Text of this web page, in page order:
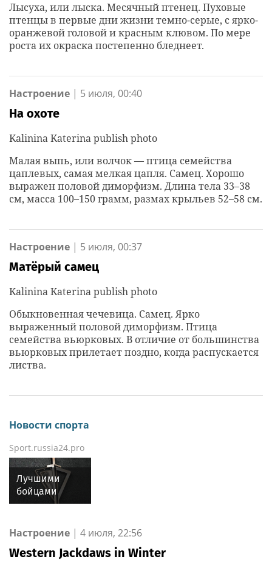
Лысуха, или лыска. Месячный птенец. Пуховые
птенцы в первые дни жизни темно-серые, с ярко-
оранжевой головой и красным клювом. По мере
роста их окраска постепенно бледнеет.
Настроение | 5 июля, 00:40
На охоте
Kalinina Katerina publish photo
Малая выпь, или волчок — птица семейства
цаплевых, самая мелкая цапля. Самец. Хорошо
выражен половой диморфизм. Длина тела 33–38
см, масса 100–150 грамм, размах крыльев 52–58 см.
Настроение | 5 июля, 00:37
Матёрый самец
Kalinina Katerina publish photo
Обыкновенная чечевица. Самец. Ярко
выраженный половой диморфизм. Птица
семейства вьюрковых. В отличие от большинства
вьюрковых прилетает поздно, когда распускается
листва.
Настроение | 4 июля, 22:56
Western Jackdaws in Winter
Новости спорта
Sport.russia24.pro
Лучшими
бойцами
Уральского
Росгвардии
стали
военнослужащие